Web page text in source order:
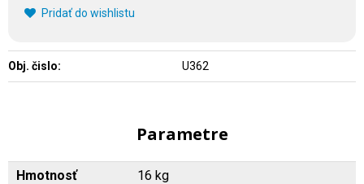
Pridať do wishlistu
Obj. čislo: U362
Parametre
Hmotnosť 16 kg